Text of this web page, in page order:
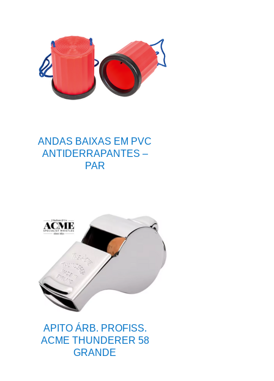
ANDAS BAIXAS EM PVC
ANTIDERRAPANTES –
PAR
APITO ÁRB. PROFISS.
ACME THUNDERER 58
GRANDE